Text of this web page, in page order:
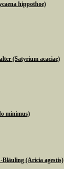
hippothoe)
(Satyrium acaciae)
minimus)
Bläuling (Aricia agestis)